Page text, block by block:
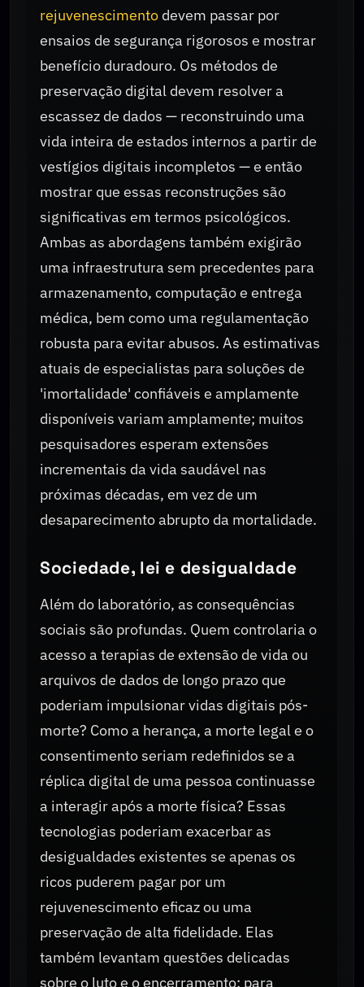
rejuvenescimento devem passar por
ensaios de segurança rigorosos e mostrar
benefício duradouro. Os métodos de
preservação digital devem resolver a
escassez de dados — reconstruindo uma
vida inteira de estados internos a partir de
vestígios digitais incompletos — e então
mostrar que essas reconstruções são
significativas em termos psicológicos.
Ambas as abordagens também exigirão
uma infraestrutura sem precedentes para
armazenamento, computação e entrega
médica, bem como uma regulamentação
robusta para evitar abusos. As estimativas
atuais de especialistas para soluções de
'imortalidade' confiáveis e amplamente
disponíveis variam amplamente; muitos
pesquisadores esperam extensões
incrementais da vida saudável nas
próximas décadas, em vez de um
desaparecimento abrupto da mortalidade.
Sociedade, lei e desigualdade
Além do laboratório, as consequências
sociais são profundas. Quem controlaria o
acesso a terapias de extensão de vida ou
arquivos de dados de longo prazo que
poderiam impulsionar vidas digitais pós-
morte? Como a herança, a morte legal e o
consentimento seriam redefinidos se a
réplica digital de uma pessoa continuasse
a interagir após a morte física? Essas
tecnologias poderiam exacerbar as
desigualdades existentes se apenas os
ricos puderem pagar por um
rejuvenescimento eficaz ou uma
preservação de alta fidelidade. Elas
também levantam questões delicadas
sobre o luto e o encerramento: para